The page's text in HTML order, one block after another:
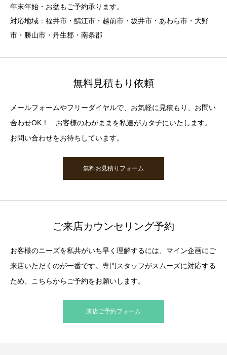
年末年始・お盆もご予約承ります。
対応地域：福井市・鯖江市・越前市・坂井市・あわら市・大野
市・勝山市・丹生郡・南条郡
無料見積もり依頼
メールフォームやフリーダイヤルで、お気軽に見積もり、お問い
合わせOK！ お客様のわがままを私達がカタチにいたします。
お問い合わせをお待ちしています。
無料お見積りフォーム
ご来店カウンセリング予約
お客様のニーズを私共がいち早く理解するには、マイン企画にご
来店いただくのが一番です。専門スタッフがスムーズに対応する
ため、こちらからご予約をお願いします。
来店ご予約フォーム